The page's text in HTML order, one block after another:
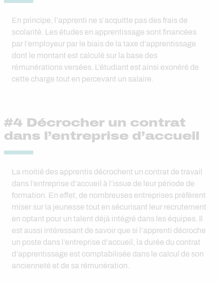
En principe, l’apprenti ne s’acquitte pas des frais de
scolarité. Les études en apprentissage sont financées
par l’employeur par le biais de la taxe d’apprentissage
dont le montant est calculé sur la base des
rémunérations versées. L’étudiant est ainsi exonéré de
cette charge tout en percevant un salaire.
#4 Décrocher un contrat
dans l’entreprise d’accueil
La moitié des apprentis décrochent un contrat de travail
dans l’entreprise d’accueil à l’issue de leur période de
formation. En effet, de nombreuses entreprises préfèrent
miser sur la jeunesse tout en sécurisant leur recrutement
en optant pour un talent déjà intégré dans les équipes. Il
est aussi intéressant de savoir que si l’apprenti décroche
un poste dans l’entreprise d’accueil, la durée du contrat
d’apprentissage est comptabilisée dans le calcul de son
ancienneté et de sa rémunération.